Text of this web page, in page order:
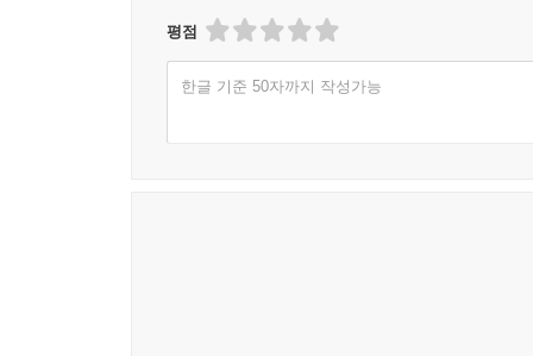
불꽃이 될 준비를 합니다
--- p.161 「장작」 중에서
평점
한글 기준 50자까지 작성가능